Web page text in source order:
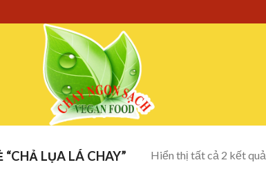
LỤA LÁ CHAY” Hiển thị tất cả 2 kết quả